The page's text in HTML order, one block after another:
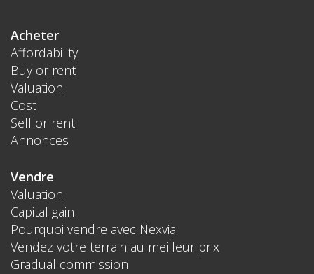
Acheter
Affordability
Buy or rent
Valuation
Cost
Sell or rent
Annonces
Vendre
Valuation
Capital gain
Pourquoi vendre avec Nexvia
Vendez votre terrain au meilleur prix
Gradual commission